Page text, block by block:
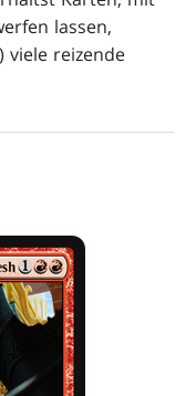
lassen,
reizende